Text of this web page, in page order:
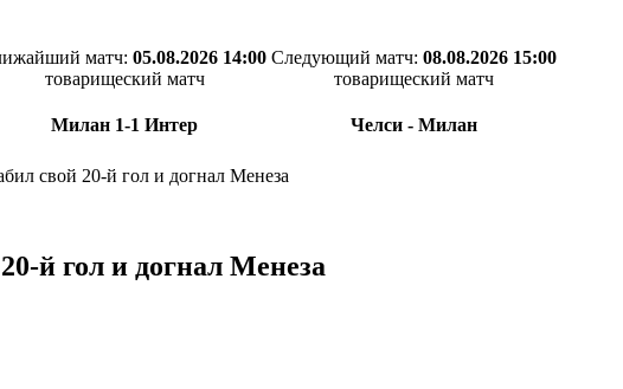
матч: 05.08.2026 14:00
товарищеский матч
Милан 1-1 Интер
Следующий матч: 08.08.2026 15:00
товарищеский матч
Челси - Милан
свой 20-й гол и догнал Менеза
й гол и догнал Менеза